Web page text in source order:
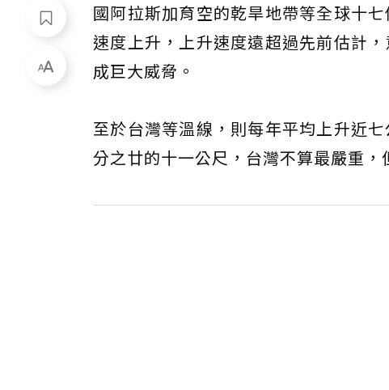
國阿拉斯加育空的乾旱地帶等全球十
速度上升，上升速度遠超過先前估計
成巨大威脅。
至於台灣等溫線，則每年平均上升近
分之廿的十一公尺，台灣不算最嚴重，